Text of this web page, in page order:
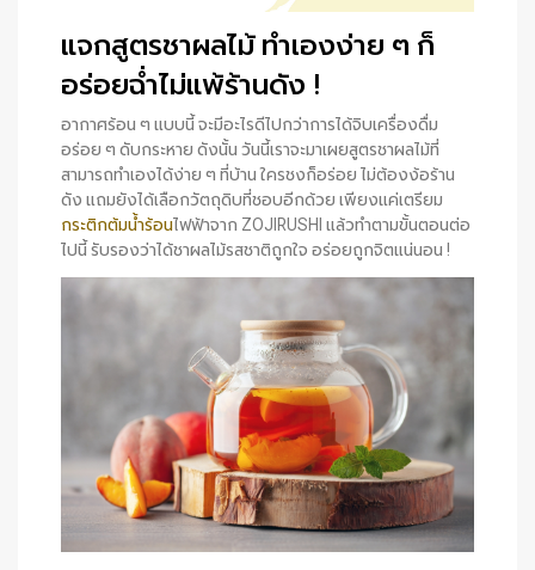
แจกสูตรชาผลไม้ ทำเองง่าย ๆ ก็
อร่อยฉ่ำไม่แพ้ร้านดัง !
อากาศร้อน ๆ แบบนี้ จะมีอะไรดีไปกว่าการได้จิบเครื่องดื่ม
อร่อย ๆ ดับกระหาย ดังนั้น วันนี้เราจะมาเผยสูตรชาผลไม้ที่
สามารถทำเองได้ง่าย ๆ ที่บ้าน ใครชงก็อร่อย ไม่ต้องง้อร้าน
ดัง แถมยังได้เลือกวัตถุดิบที่ชอบอีกด้วย เพียงแค่เตรียม
กระติกต้มน้ำร้อนไฟฟ้าจาก ZOJIRUSHI แล้วทำตามขั้นตอนต่อ
ไปนี้ รับรองว่าได้ชาผลไม้รสชาติถูกใจ อร่อยถูกจิตแน่นอน !